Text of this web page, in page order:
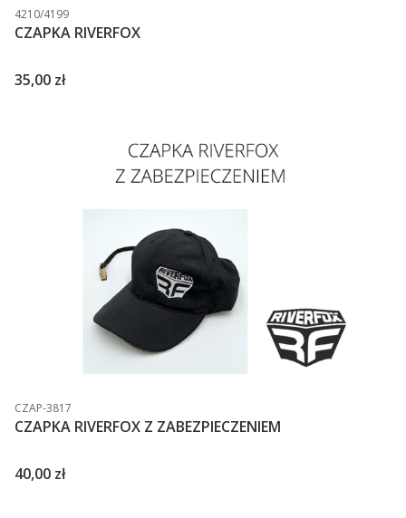
Kod produktu
4210/4199
CZAPKA RIVERFOX
Cena
35,00 zł
Kod produktu
CZAP-3817
CZAPKA RIVERFOX Z ZABEZPIECZENIEM
Cena
40,00 zł